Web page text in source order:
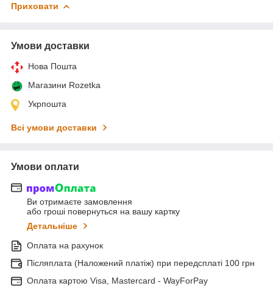
Приховати
Умови доставки
Нова Пошта
Магазини Rozetka
Укрпошта
Всі умови доставки
Умови оплати
Ви отримаєте замовлення
або гроші повернуться на вашу картку
Детальніше
Оплата на рахунок
Післяплата (Наложений платіж) при передсплаті 100 грн
Оплата картою Visa, Mastercard - WayForPay